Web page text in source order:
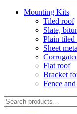
Mounting Kits
Tiled roof
Slate,
Plain tiled
Sheet
Flat roof
Bracket
Fence
Search
for: